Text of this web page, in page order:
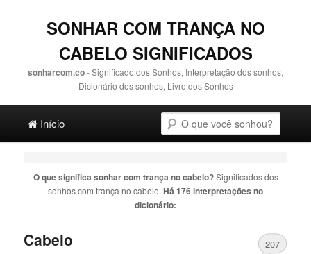
SONHAR COM TRANÇA NO
CABELO SIGNIFICADOS
sonharcom.co- Significado dos Sonhos, Interpretação dos sonhos,
Dicionário dos sonhos, Livro dos Sonhos
Ir para o conteúdo principal
Ir para o conteúdo secundário
Início
O que significa sonhar com trança no cabelo?Significados dos
sonhos com trança no cabelo. Há 176 interpretações no
dicionário:
Cabelo
207